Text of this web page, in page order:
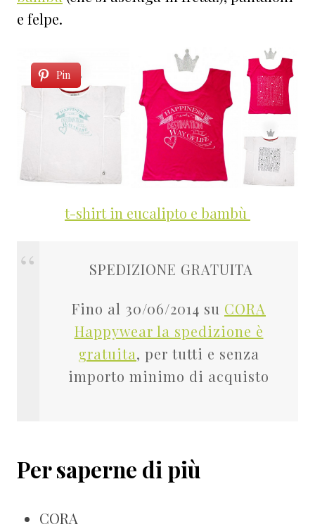
e felpe.
Pin
t-shirt in eucalipto e bambù
SPEDIZIONE GRATUITA
Fino al 30/06/2014 su CORA
Happywear la spedizione è
gratuita, per tutti e senza
importo minimo di acquisto
Per saperne di più
CORA